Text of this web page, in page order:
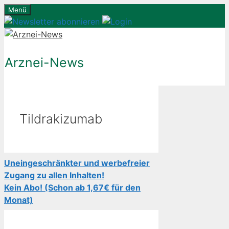
Zum
Inhalt
springen
Menü
Arznei-News
Tildrakizumab
Uneingeschränkter und werbefreier
Zugang zu allen Inhalten!
Kein Abo! (Schon ab 1,67€ für den
Monat)